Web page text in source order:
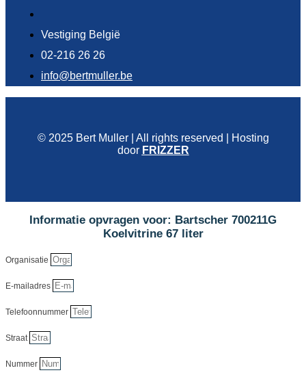
Vestiging België
02-216 26 26
info@bertmuller.be
© 2025 Bert Muller | All rights reserved | Hosting
door FRIZZER
Informatie opvragen voor: Bartscher 700211G
Koelvitrine 67 liter
Organisatie
E-mailadres
Telefoonnummer
Straat
Nummer